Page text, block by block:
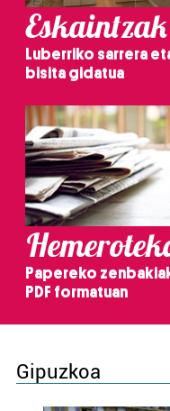
Eskaintzak
Luberriko sarrera
bisita gidatua
Papereko
PDF formatuan
Gipuzkoa